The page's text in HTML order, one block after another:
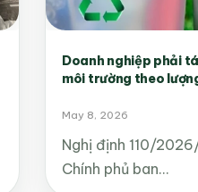
Doanh nghiệp phải
môi trường theo
May 8, 2026
Nghị định 110/
Chính phủ ban…